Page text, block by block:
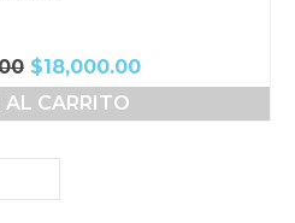
El
precio
original
$20,000.00.
$18,000.00El
precio
CARRITO